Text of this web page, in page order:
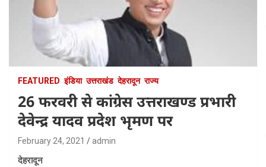
FEATURED इंडिया उत्तराखंड देहरादून राज्य
26 फरवरी से कांग्रेस उत्तराखण्ड प्रभारी
देवेन्द्र यादव प्रदेश भृमण पर
February 24, 2021 admin
देहरादून